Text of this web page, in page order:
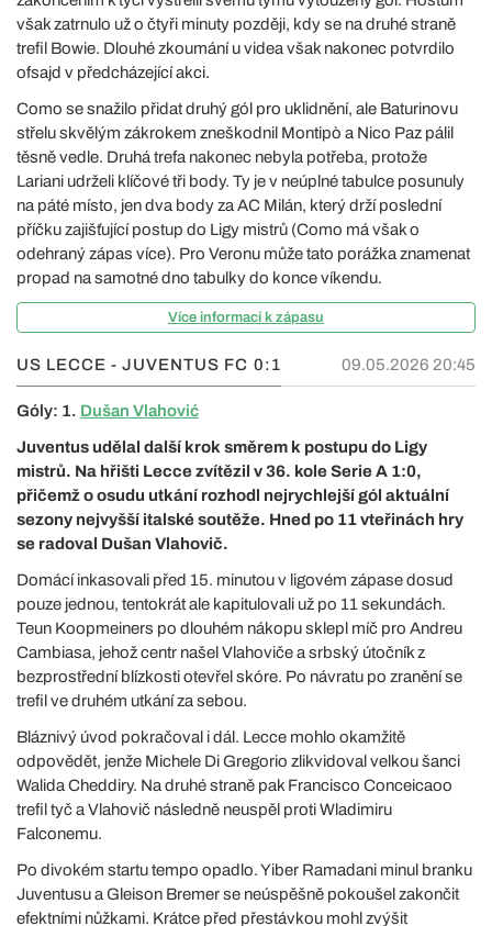
však zatrnulo už o čtyři minuty později, kdy se na druhé straně
trefil Bowie. Dlouhé zkoumání u videa však nakonec potvrdilo
ofsajd v předcházející akci.
Como se snažilo přidat druhý gól pro uklidnění, ale Baturinovu
střelu skvělým zákrokem zneškodnil Montipò a Nico Paz pálil
těsně vedle. Druhá trefa nakonec nebyla potřeba, protože
Lariani udrželi klíčové tři body. Ty je v neúplné tabulce posunuly
na páté místo, jen dva body za AC Milán, který drží poslední
příčku zajišťující postup do Ligy mistrů (Como má však o
odehraný zápas více). Pro Veronu může tato porážka znamenat
propad na samotné dno tabulky do konce víkendu.
Více informací k zápasu
US LECCE - JUVENTUS FC 0:1 09.05.2026 20:45
Góly: 1. Dušan Vlahović
Juventus udělal další krok směrem k postupu do Ligy
mistrů. Na hřišti Lecce zvítězil v 36. kole Serie A 1:0,
přičemž o osudu utkání rozhodl nejrychlejší gól aktuální
sezony nejvyšší italské soutěže. Hned po 11 vteřinách hry
se radoval Dušan Vlahovič.
Domácí inkasovali před 15. minutou v ligovém zápase dosud
pouze jednou, tentokrát ale kapitulovali už po 11 sekundách.
Teun Koopmeiners po dlouhém nákopu sklepl míč pro Andreu
Cambiasa, jehož centr našel Vlahoviče a srbský útočník z
bezprostřední blízkosti otevřel skóre. Po návratu po zranění se
trefil ve druhém utkání za sebou.
Bláznivý úvod pokračoval i dál. Lecce mohlo okamžitě
odpovědět, jenže Michele Di Gregorio zlikvidoval velkou šanci
Walida Cheddiry. Na druhé straně pak Francisco Conceicaoo
trefil tyč a Vlahovič následně neuspěl proti Wladimiru
Falconemu.
Po divokém startu tempo opadlo. Yiber Ramadani minul branku
Juventusu a Gleison Bremer se neúspěšně pokoušel zakončit
efektními nůžkami. Krátce před přestávkou mohl zvýšit